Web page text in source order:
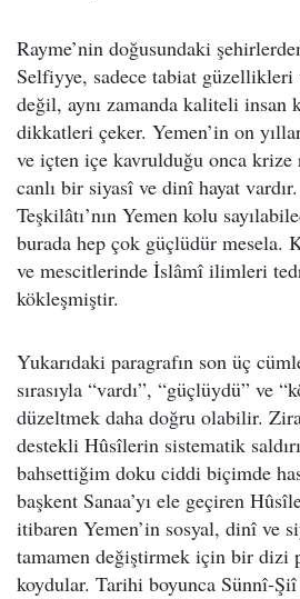
Rayme’nin doğusundaki
Selfiyye, sadece tabiat
değil, aynı zamanda kaliteli insan
dikkatleri çeker. Yemen’in on
ve içten içe kavrulduğu onca krize
canlı bir siyasî ve dinî hayat
Teşkilâtı’nın Yemen kolu
burada hep çok güçlüdür mesela.
ve mescitlerinde İslâmî ilimleri
kökleşmiştir.
Yukarıdaki paragrafın son üç
sırasıyla “vardı”, “güçlüydü” ve
düzeltmek daha doğru olabilir.
destekli Hûsîlerin sistematik
bahsettiğim doku ciddi biçimde
başkent Sanaa’yı ele geçiren
itibaren Yemen’in sosyal, dinî ve
tamamen değiştirmek için bir dizi
koydular. Tarihi boyunca Sünnî-